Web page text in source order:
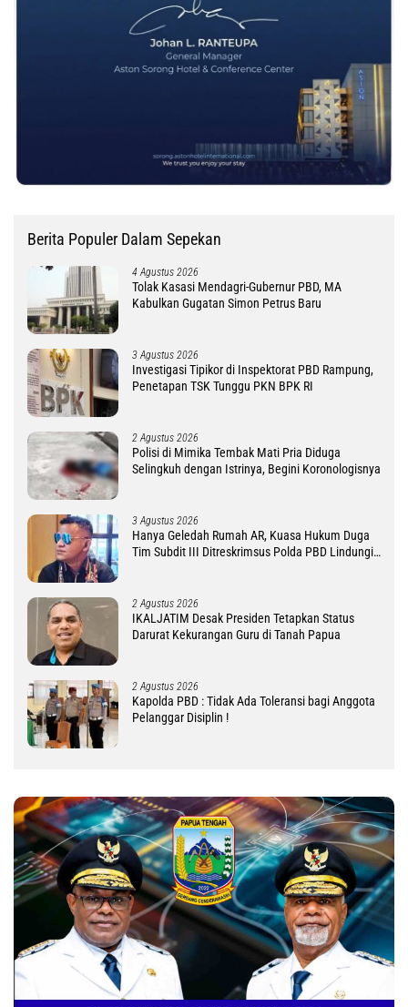
Berita Populer Dalam Sepekan
4 Agustus 2026
Tolak Kasasi Mendagri-Gubernur PBD, MA
Kabulkan Gugatan Simon Petrus Baru
3 Agustus 2026
Investigasi Tipikor di Inspektorat PBD Rampung,
Penetapan TSK Tunggu PKN BPK RI
2 Agustus 2026
Polisi di Mimika Tembak Mati Pria Diduga
Selingkuh dengan Istrinya, Begini Koronologisnya
3 Agustus 2026
Hanya Geledah Rumah AR, Kuasa Hukum Duga
Tim Subdit III Ditreskrimsus Polda PBD Lindungi
2 Agustus 2026
IKALJATIM Desak Presiden Tetapkan Status
Darurat Kekurangan Guru di Tanah Papua
2 Agustus 2026
Kapolda PBD : Tidak Ada Toleransi bagi Anggota
Pelanggar Disiplin !